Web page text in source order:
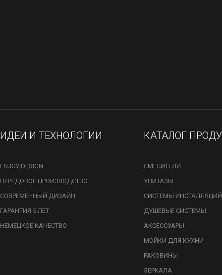
ИДЕИ И ТЕХНОЛОГИИ
ENJOY DESIGN
ПЕРЕДОВОЕ ПРОИЗВОДСТВО
СОВРЕМЕННЫЙ ДИЗАЙН
ГАРАНТИЯ 5 ЛЕТ
НЕМЕЦКОЕ КАЧЕСТВО
КАТАЛОГ
СМЕСИТЕЛИ
УНИТАЗЫ
СИСТЕМЫ ИНСТАЛЛЯЦИЙ
ДУШЕВЫЕ СИСТЕМЫ
АКСЕССУАРЫ
МОЙКИ ДЛЯ КУХНИ
РАКОВИНЫ
ЗЕРКАЛА